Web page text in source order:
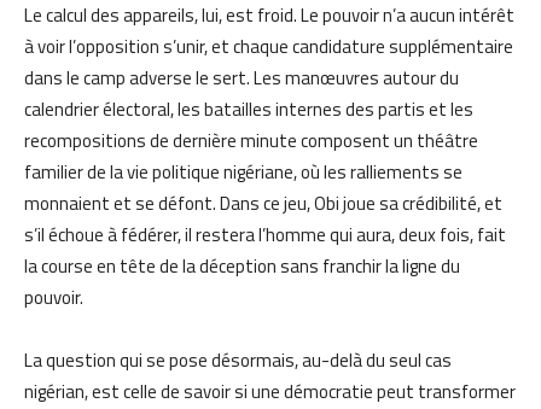
Le calcul des appareils, lui, est froid. Le pouvoir n’a aucun intérêt
à voir l’opposition s’unir, et chaque candidature supplémentaire
dans le camp adverse le sert. Les manœuvres autour du
calendrier électoral, les batailles internes des partis et les
recompositions de dernière minute composent un théâtre
familier de la vie politique nigériane, où les ralliements se
monnaient et se défont. Dans ce jeu, Obi joue sa crédibilité, et
s’il échoue à fédérer, il restera l’homme qui aura, deux fois, fait
la course en tête de la déception sans franchir la ligne du
pouvoir.
La question qui se pose désormais, au-delà du seul cas
nigérian, est celle de savoir si une démocratie peut transformer